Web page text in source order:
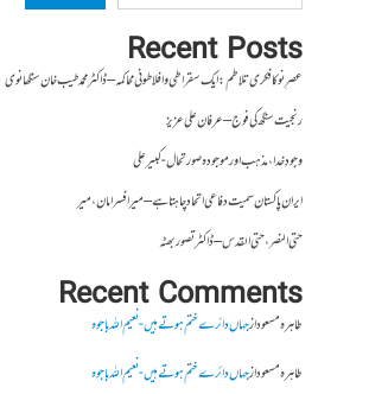
Recent Posts
عصرِ نو کا فکری تلاطم: ایک سقراطی و افلاطونی محاکمہ – ڈاکٹر محمد طیب خان سنگھانوی
رنجیت سنگھ کی فوج – عرفان علی عزیز
وجودِ خدا، مذہب اور موجودہ صورتحال- کبیر علی
ایران پاکستان سمیت دفاعی اتحاد چاہتا ہے – میر افسر امان،میر
حتی النصر ، حتی القدس – ڈاکٹر تصور بھٹہ
Recent Comments
طاہرہ مسعودازجہاں دائرے ختم ہوتے ہیں- نعیم اللہ باجوہ
طاہرہ مسعودازجہاں دائرے ختم ہوتے ہیں- نعیم اللہ باجوہ